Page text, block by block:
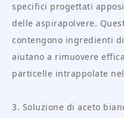
specifici progettati
delle aspirapolvere.
contengono ingredienti
aiutano a rimuovere
particelle intrappolate
3. Soluzione di aceto